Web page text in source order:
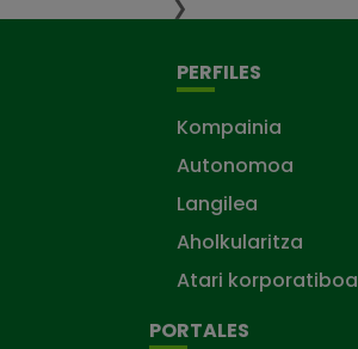
❯
PERFILES
Kompainia
Autonomoa
Langilea
Aholkularitza
Atari korporatiboa
PORTALES